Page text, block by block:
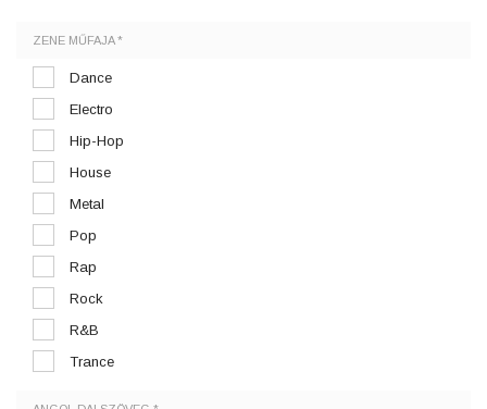
ZENE MŰFAJA *
Dance
Electro
Hip-Hop
House
Metal
Pop
Rap
Rock
R&B
Trance